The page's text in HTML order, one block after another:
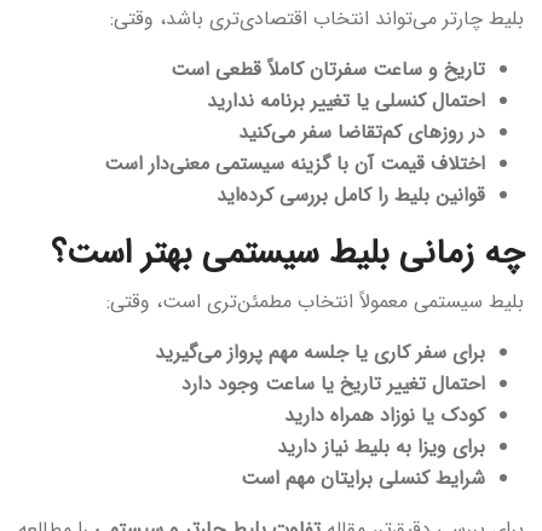
بلیط چارتر می‌تواند انتخاب اقتصادی‌تری باشد، وقتی:
تاریخ و ساعت سفرتان کاملاً قطعی است
احتمال کنسلی یا تغییر برنامه ندارید
در روزهای کم‌تقاضا سفر می‌کنید
اختلاف قیمت آن با گزینه سیستمی معنی‌دار است
قوانین بلیط را کامل بررسی کرده‌اید
چه زمانی بلیط سیستمی بهتر است؟
بلیط سیستمی معمولاً انتخاب مطمئن‌تری است، وقتی:
برای سفر کاری یا جلسه مهم پرواز می‌گیرید
احتمال تغییر تاریخ یا ساعت وجود دارد
کودک یا نوزاد همراه دارید
برای ویزا به بلیط نیاز دارید
شرایط کنسلی برایتان مهم است